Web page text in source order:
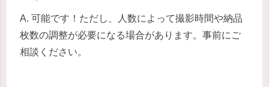
A. 可能です！ただし、人数によって撮影時間や納品
枚数の調整が必要になる場合があります。事前にご
相談ください。